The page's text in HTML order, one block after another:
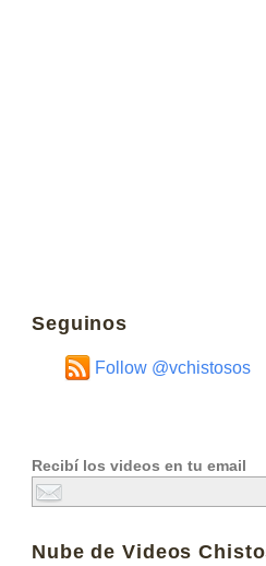
Seguinos
Follow @vchistosos
Recibí los videos en tu email
Nube deVideos